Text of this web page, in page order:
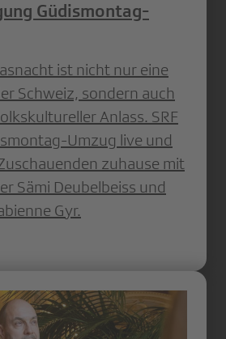
Güdismontag-
ist nicht nur eine
Schweiz, sondern auch
Anlass. SRF
Umzug live und
zuhause mit
Sämi Deubelbeiss und
Gyr.